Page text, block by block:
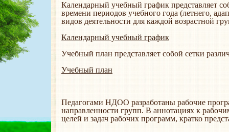
Календарный учебный график представляет
времени периодов учебного года (летнего,
видов деятельности для каждой возрастной
Календарный учебный график
Учебный план представляет собой сетки
Учебный план
Педагогами НДОО разработаны рабочие
направленности групп. В аннотациях к
целей и задач рабочих программ, кратко